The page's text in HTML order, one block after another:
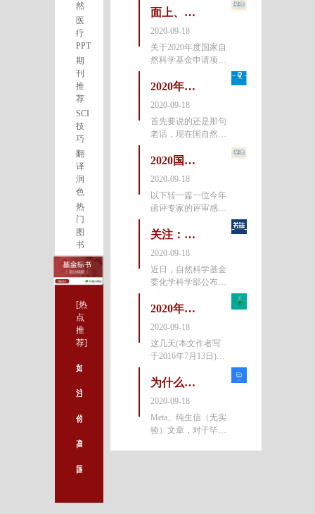
然
医
疗
PPT
期
刊
推
荐
SCI
技
巧
翻
译
润
色
热
门
图
书
[热
点
推
荐]
金发计〔2020〕64号
基金项目申请集中接
收期间，国家自然科
学基金委员会
面上、青年大幅降低：关于2020年度国家自然科学基金申请项目评审结果的通告
2020-09-18
关于2020年度国家自
然科学基金申请项目
金发计〔2020〕64号
基金项目申请集中接
收期间，国家自然科
学基金委员会
2020年国基金评委：今年众多基金申请人还在犯这个错！
2020-09-18
首先要说的还是那句
老话，现在国自然的
研究目标和内容、工
平都已经相当不错，
如果不看工作经历和
发表的
2020国自然接近放榜，谈评审感受！
2020-09-18
以下转一篇一位今年
函评专家的评审感
目申请书的常见问题
见提交了，有一种如
释重负的感觉。是
啊，作为同
关注：国自然基金评审方式改革趋势一览
2020-09-18
近日，自然科学基金
委化学科学部公布了
目、青年科学基金项
目的评审情况。投票
遴选45个杰青候选项
目、86个
2020年国自然会评专家回顾：申请书有这些情况一票否决
2020-09-18
这几天(本文作者写
于2016年7月13日)，
科学基金委生命科学
区基金项目的评审工
作，遇到一些明显有
意为之的错
为什么说申请国自然，不能临时抱佛脚
2020-09-18
Meta、纯生信（无实
验）文章，对于毕